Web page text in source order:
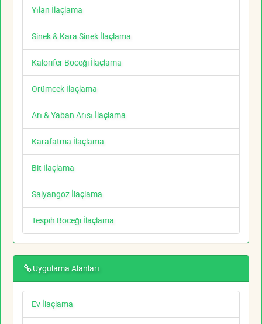
Yılan İlaçlama
Sinek & Kara Sinek İlaçlama
Kalorifer Böceği İlaçlama
Örümcek İlaçlama
Arı & Yaban Arısı İlaçlama
Karafatma İlaçlama
Bit İlaçlama
Salyangoz İlaçlama
Tespih Böceği İlaçlama
Uygulama Alanları
Ev İlaçlama